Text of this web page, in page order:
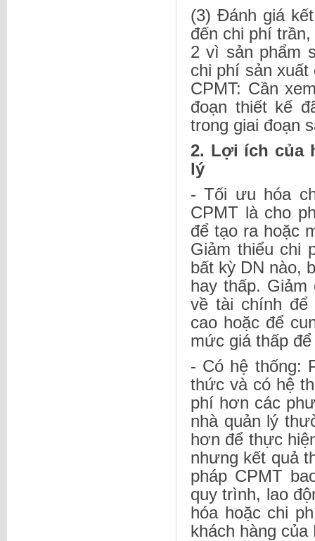
(3) Đánh giá
đến chi phí
2 vì sản phẩm
chi phí sản
CPMT: Cần
đoạn thiết kế
trong giai đoạn
2. Lợi ích của
lý
- Tối ưu hóa
CPMT là cho
để tạo ra hoặc
Giảm thiểu chi
bất kỳ DN nào,
hay thấp. Giảm
về tài chính
cao hoặc để
mức giá thấp
- Có hệ thống:
thức và có hệ
phí hơn các
nhà quản lý
hơn để thực
nhưng kết quả
pháp CPMT
quy trình, lao
hóa hoặc chi
khách hàng của